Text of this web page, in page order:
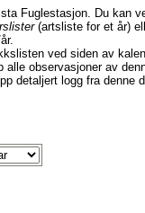
Fuglestasjon. Du kan
(artsliste for et år)
ved siden av
observasjoner av
detaljert logg fra denne